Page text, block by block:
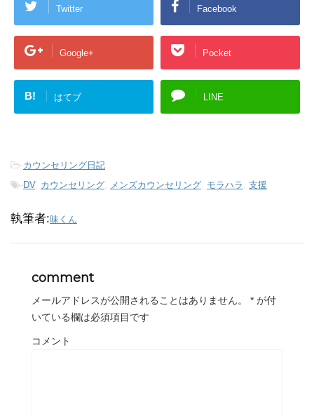
Twitter Facebook
Google+ Pocket
B! はてブ LINE
-カウンセリング日記
-DV, カウンセリング, メンズカウンセリング, モラハラ , 支援
執筆者:味くん
comment
メールアドレスが公開されることはありません。 * が付
いている欄は必須項目です
コメント